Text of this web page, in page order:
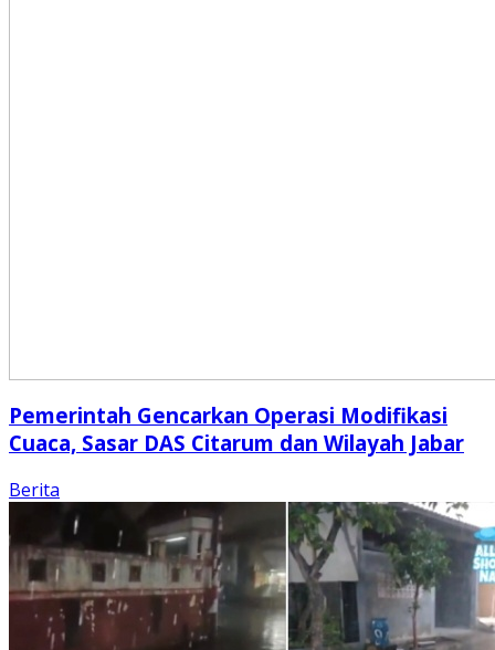
Pemerintah Gencarkan Operasi Modifikasi
Cuaca, Sasar DAS Citarum dan Wilayah Jabar
Berita